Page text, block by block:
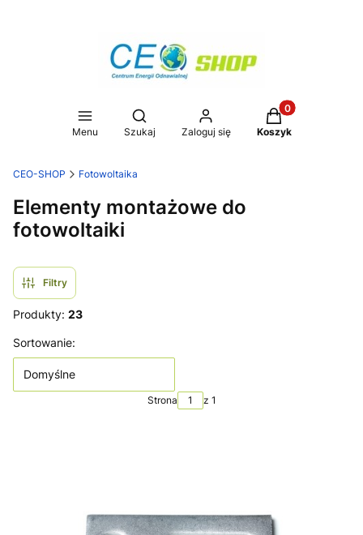
Menu
Otwórz wyszukiwarkę
Szukaj Zaloguj się
Produkty w
Koszyk
CEO-SHOP Fotowoltaika
Elementy montażowe do
fotowoltaiki
Filtry
Produkty: 23
Lista produktów
Sortowanie:
Domyślne
Strona z 1